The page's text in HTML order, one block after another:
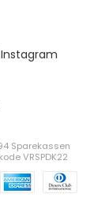
Sparekassen
VRSPDK22